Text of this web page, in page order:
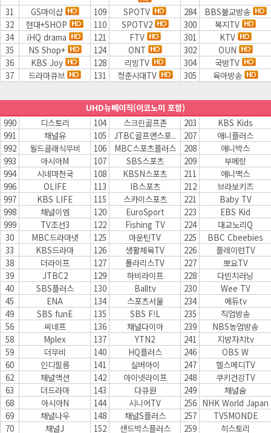
31
GS마이샵 109 SPOTV 284
BBS불교방송
32
현대+SHOP 110 SPOTV2 300
복지TV
34
iHQ drama 121 FTV 301
KTV
35
NS Shop+ 124 ONT 302
OUN
36
KBS Joy 128 리빙TV 304
국방TV
37
드라마큐브 131 청춘시대TV 305 육아방송
UHD뉴베이직(이코노미 포함)
990
디스토리 104 스크린골프존 203
KBS Kids
991
채널유 105 JTBC골프앤스포.. 207
애니플러스
992
월드클래식무비 106 MBC스포츠플러스 208
애니박스
993
아시아M 107 SBS스포츠 209
부메랑
994
시네마천국 108 KBSN스포츠 211
애니맥스
996
OLIFE 113 IB스포츠 212
브라보키즈
997
KBS LIFE 115 스카이스포츠 221
Baby TV
998
채널이엠 120 EuroSport 223
EBS Kid
999
TV조선3 122 Fishing TV 224
대교노리Q
30
MBC드라마넷 125 마운틴TV 225
BBC Cbeebies
33
KBS드라마 126 생활체육TV 226
플레이런TV
38
더라이프 127 폴라리스TV 227
뽀요TV
39
JTBC2 129 하비라이프 228
다빈치러닝
40
SBS플러스 130 Balltv 230
Wee TV
45
ENA 134 스포츠서울 234
에듀tv
49
SBS funE 135 SBS F!L 235
직업방송
56
씨네프 136 채널다이아 239
NBS농업방송
58
Mplex 137 YTN2 241
지방자치tv
59
더무비 140 HQ플러스 246
OBS W
60
인디필름 141 실버아이 247
헬스메디TV
62
채널액션 142 아이넷라이프 248
쿠키건강TV
63
더드라마 143 다큐원 249
채널숨
68
아시아N 144 시니어TV 256 NHK World Japan
69
채널나우 148 채널S플러스 257
TV5MONDE
70
채널J 152 샌드박스플러스 259
히스토리